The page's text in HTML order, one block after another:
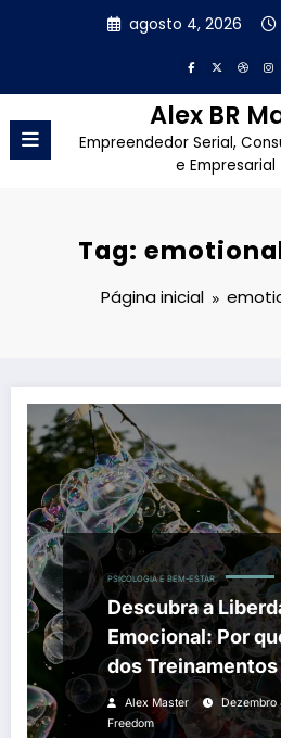
agosto 4, 2026
Alex BR
Empreendedor Serial,
e Empresarial
Tag:
Página inicial
PSICOLOGIA E BEM-ESTAR
Descubra a
Emocional: Por
dos Treinamentos
Desenvolvimento
Alex Master Dezembro
Freedom